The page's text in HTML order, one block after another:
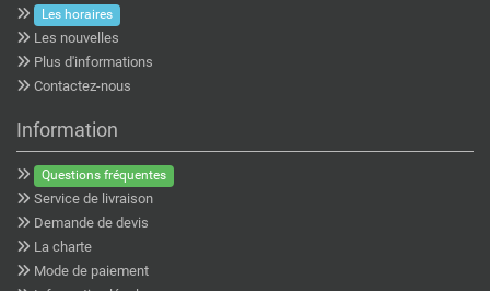
Les horaires
Les nouvelles
Plus d'informations
Contactez-nous
Information
Questions fréquentes
Service de livraison
Demande de devis
La charte
Mode de paiement